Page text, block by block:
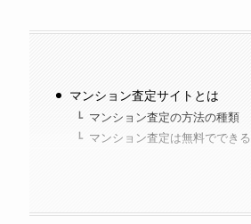
マンション査定サイトとは
マンション査定の方法の種類
マンション査定は無料でできる